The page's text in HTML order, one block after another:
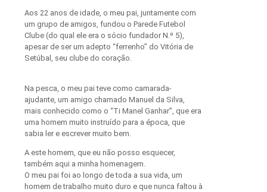
Aos 22 anos de idade, o meu pai, juntamente com
um grupo de amigos, fundou o Parede Futebol
Clube (do qual ele era o sócio fundador N.º 5),
apesar de ser um adepto “ferrenho” do Vitória de
Setúbal, seu clube do coração.
Na pesca, o meu pai teve como camarada-
ajudante, um amigo chamado Manuel da Silva,
mais conhecido como o “Ti Manel Ganhar”, que era
uma homem muito instruído para a época, que
sabia ler e escrever muito bem.
A este homem, que eu não posso esquecer,
também aqui a minha homenagem.
O meu pai foi ao longo de toda a sua vida, um
homem de trabalho muito duro e que nunca faltou à